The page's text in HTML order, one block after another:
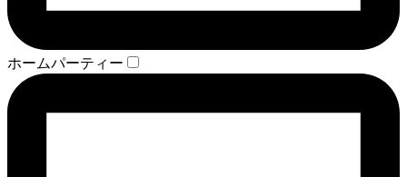
ホームパーティー